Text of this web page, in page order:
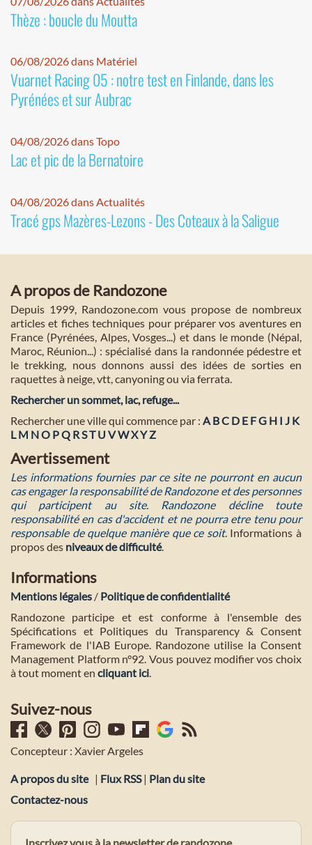
Thèze : boucle du Moutta
06/08/2026 dans Matériel
Vuarnet Racing 05 : notre test en Finlande, dans les
Pyrénées et sur Aubrac
04/08/2026 dans Topo
Lac et pic de la Bernatoire
04/08/2026 dans Actualités
Tracé gps Mazères-Lezons - Des Coteaux à la Saligue
A propos de Randozone
Depuis 1999, Randozone.com vous propose de nombreux
articles et fiches techniques pour préparer vos aventures en
France (Pyrénées, Alpes, Vosges...) et dans le monde (Népal,
Maroc, Réunion...) : spécialisé dans la randonnée pédestre et
le trekking, nous donnons aussi des idées de sorties en
raquettes à neige, vtt, canyoning ou via ferrata.
Rechercher un sommet, lac, refuge...
Rechercher une ville qui commence par : A BC D E FG H I J K
L M NO PQ R ST U VWXY Z
Avertissement
Les informations fournies par ce site ne pourront en aucun
cas engager la responsabilité de Randozone et des personnes
qui participent au site. Randozone décline toute
responsabilité en cas d'accident et ne pourra etre tenu pour
responsable de quelque manière que ce soit. Informations à
propos des niveaux de difficulté.
Informations
Mentions légales / Politique de confidentialité
Randozone participe et est conforme à l'ensemble des
Spécifications et Politiques du Transparency & Consent
Framework de l'IAB Europe. Randozone utilise la Consent
Management Platform n°92. Vous pouvez modifier vos choix
à tout moment en cliquant ici
Suivez-nous
Concepteur : Xavier Argeles
A propos du site | Flux RSS| Plan du site
Contactez-nous
Inscrivez vous à la newsletter de randozone